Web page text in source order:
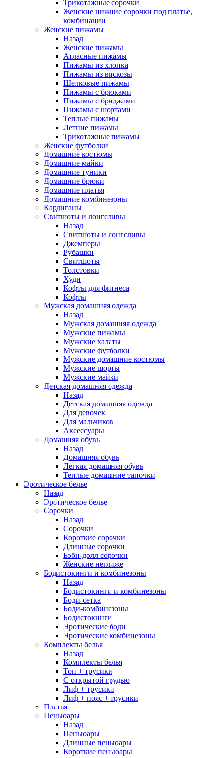
Трикотажные сорочки
Женские нижние сорочки под платье,
комбинации
Женские пижамы
Назад
Женские пижамы
Атласные пижамы
Пижамы из хлопка
Пижамы из вискозы
Шелковые пижамы
Пижамы с брюками
Пижамы с бриджами
Пижамы с шортами
Теплые пижамы
Летние пижамы
Трикотажные пижамы
Женские футболки
Домашние костюмы
Домашние майки
Домашние туники
Домашние брюки
Домашние платья
Домашние комбинезоны
Кардиганы
Свитшоты и лонгсливы
Назад
Свитшоты и лонгсливы
Джемперы
Рубашки
Свитшоты
Толстовки
Худи
Кофты для фитнеса
Кофты
Мужская домашняя одежда
Назад
Мужская домашняя одежда
Мужские пижамы
Мужские халаты
Мужские футболки
Мужские домашние костюмы
Мужские шорты
Мужские майки
Детская домашняя одежда
Назад
Детская домашняя одежда
Для девочек
Для мальчиков
Аксессуары
Домашняя обувь
Назад
Домашняя обувь
Легкая домашняя обувь
Теплые домашние тапочки
Эротическое белье
Назад
Эротическое белье
Сорочки
Назад
Сорочки
Короткие сорочки
Длинные сорочки
Бэби-долл сорочки
Женские неглиже
Бодистокинги и комбинезоны
Назад
Бодистокинги и комбинезоны
Боди-сетка
Боди-комбинезоны
Бодистокинги
Эротические боди
Эротические комбинезоны
Комплекты белья
Назад
Комплекты белья
Топ + трусики
С открытой грудью
Лиф + трусики
Лиф + пояс + трусики
Платья
Пеньюары
Назад
Пеньюары
Длинные пеньюары
Короткие пеньюары